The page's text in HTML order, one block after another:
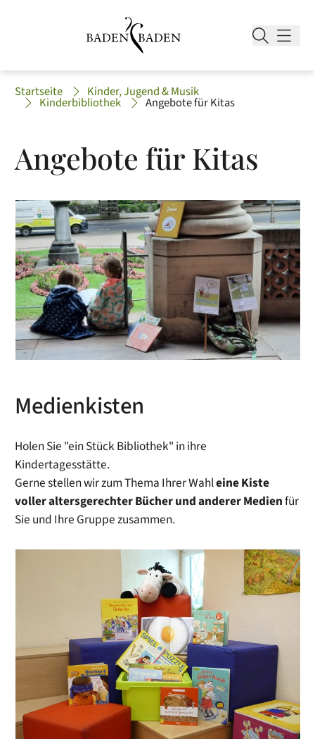
Startseite Kinder, Jugend & Musik
Kinderbibliothek Angebote für Kitas
Angebote für Kitas
Medienkisten
Holen Sie "ein Stück Bibliothek" in ihre
Kindertagesstätte.
Gerne stellen wir zum Thema Ihrer Wahleine Kiste
voller altersgerechter Bücher und anderer Medienfür
Sie und Ihre Gruppe zusammen.